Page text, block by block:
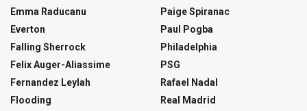
Emma Raducanu
Everton
Falling Sherrock
Felix Auger-Aliassime
Fernandez Leylah
Flooding
Paige Spiranac
Paul Pogba
Philadelphia
PSG
Rafael Nadal
Real Madrid